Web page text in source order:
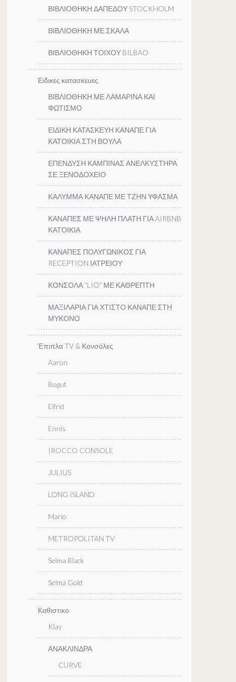
ΒΙΒΛΙΟΘΗΚΗ ΔΑΠΕΔΟΥ STOCKHOLM
ΒΙΒΛΙΟΘΗΚΗ ΜΕ ΣΚΑΛΑ
ΒΙΒΛΙΟΘΗΚΗ ΤΟΙΧΟΥ BILBAO
Ειδικες κατασκευες
ΒΙΒΛΙΟΘΗΚΗ ΜΕ ΛΑΜΑΡΙΝΑ ΚΑΙ
ΦΩΤΙΣΜΟ
ΕΙΔΙΚΗ ΚΑΤΑΣΚΕΥΗ ΚΑΝΑΠΕ ΓΙΑ
ΚΑΤΟΙΚΙΑ ΣΤΗ ΒΟΥΛΑ
ΕΠΕΝΔΥΣΗ ΚΑΜΠΙΝΑΣ ΑΝΕΛΚΥΣΤΗΡΑ
ΣΕ ΞΕΝΟΔΟΧΕΙΟ
ΚΑΛΥΜΜΑ ΚΑΝΑΠΕ ΜΕ ΤΖΗΝ ΥΦΑΣΜΑ
ΚΑΝΑΠΕΣ ΜΕ ΨΗΛΗ ΠΛΑΤΗ ΓΙΑ AIRBNB
ΚΑΤΟΙΚΙΑ
ΚΑΝΑΠΕΣ ΠΟΛΥΓΩΝΙΚΟΣ ΓΙΑ
RECEPTION ΙΑΤΡΕΙΟΥ
ΚΟΝΣΟΛΑ “LIO” ΜΕ ΚΑΘΡΕΠΤΗ
ΜΑΞΙΛΑΡΙΑ ΓΙΑ ΧΤΙΣΤΟ ΚΑΝΑΠΕ ΣΤΗ
ΜΥΚΟΝΟ
Έπιπλα TV & Κονσόλες
Aaron
Bogut
Elfrid
Ennis
IROCCO CONSOLE
JULIUS
LONG ISLAND
Mario
METROPOLITAN TV
Selma Black
Selma Gold
Καθιστικο
Klay
ΑΝΑΚΛΙΝΔΡΑ
CURVE